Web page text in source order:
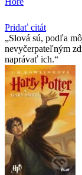
Pridať citát
Slová sú, podľa
nevyčerpateľným
naprávať ich.